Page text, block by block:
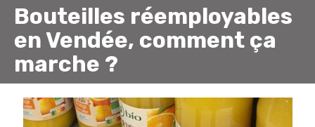
Bouteilles réemployables
en Vendée, comment ça
marche ?